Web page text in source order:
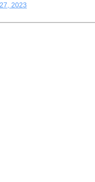
2023